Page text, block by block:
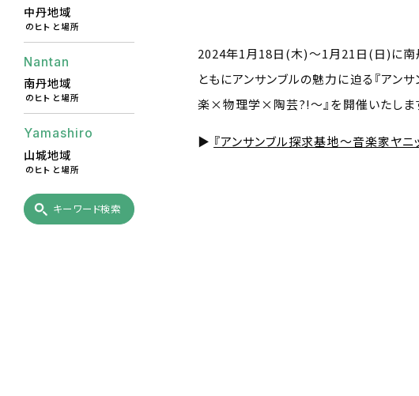
中丹地域
のヒトと場所
Nantan
南丹地域
のヒトと場所
Yamashiro
山城地域
のヒトと場所
キーワード検索
2024年1月18日(木)～1月21日(日)に南
ともにアンサンブルの魅力に迫る『アン
楽×物理学×陶芸?!～』を開催いたしま
▶ 『アンサンブル探求基地～音楽家ヤ